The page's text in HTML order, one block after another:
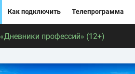
Как подключить Телепрограмма
«Дневники профессий» (12+)